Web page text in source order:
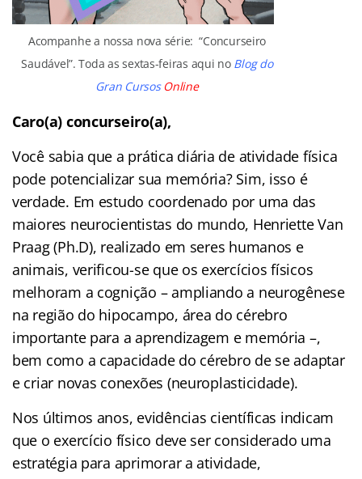
Acompanhe a nossa nova série: “Concurseiro
Saudável”. Toda as sextas-feiras aqui no Blog do
Gran CursosOnline
Caro(a) concurseiro(a),
Você sabia que a prática diária de atividade física
pode potencializar sua memória? Sim, isso é
verdade. Em estudo coordenado por uma das
maiores neurocientistas do mundo, Henriette Van
Praag (Ph.D), realizado em seres humanos e
animais, verificou-se que os exercícios físicos
melhoram a cognição – ampliando a neurogênese
na região do hipocampo, área do cérebro
importante para a aprendizagem e memória –,
bem como a capacidade do cérebro de se adaptar
e criar novas conexões (neuroplasticidade).
Nos últimos anos, evidências científicas indicam
que o exercício físico deve ser considerado uma
estratégia para aprimorar a atividade,